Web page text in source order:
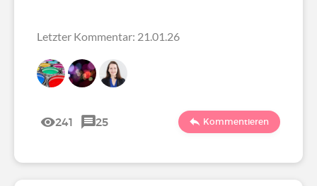
Letzter Kommentar: 21.01.26
241 25 Kommentieren